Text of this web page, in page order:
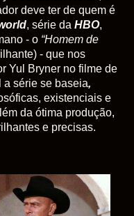
deve ter de quem é
, série da HBO,
- o “Homem de
- que nos
Yul Bryner no filme de
a série se baseia,
existenciais e
da ótima produção,
e precisas.